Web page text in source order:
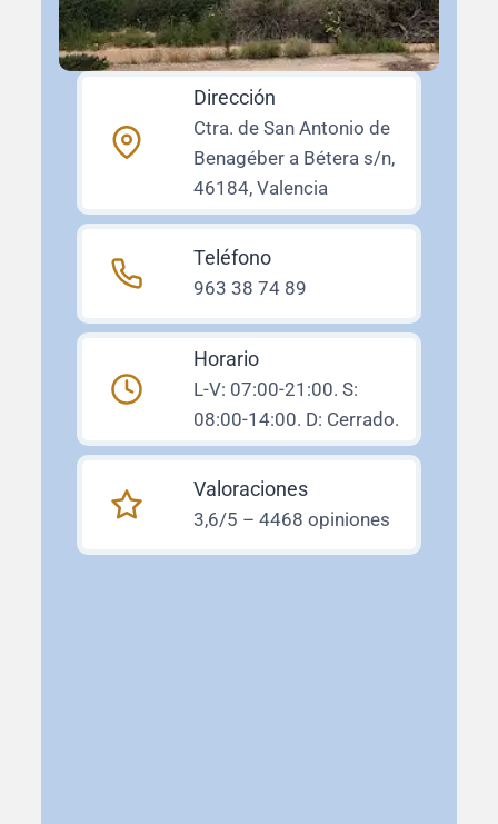
Dirección
Ctra. de San Antonio de
Benagéber a Bétera s/n,
46184, Valencia
Teléfono
963 38 74 89
Horario
L-V: 07:00-21:00. S:
08:00-14:00. D: Cerrado.
Valoraciones
3,6/5 – 4468 opiniones